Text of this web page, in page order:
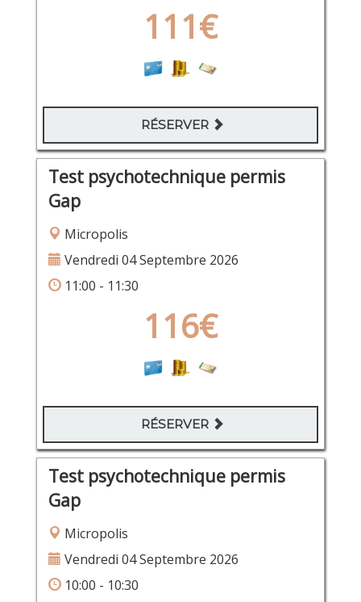
111€
RÉSERVER
Test psychotechnique permis
Gap
Micropolis
Vendredi 04 Septembre 2026
11:00 - 11:30
116€
RÉSERVER
Test psychotechnique permis
Gap
Micropolis
Vendredi 04 Septembre 2026
10:00 - 10:30